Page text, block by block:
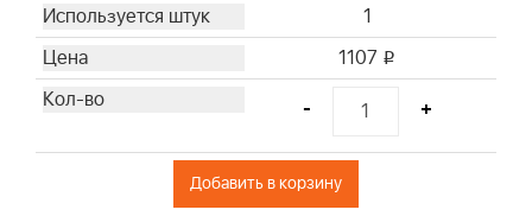
1
1107 i
- +
Добавить в корзину